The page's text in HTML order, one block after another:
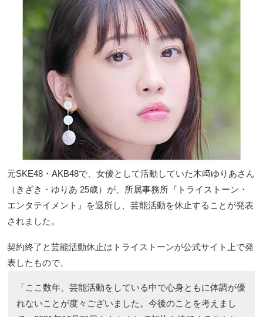
元SKE48・AKB48で、女優として活動していた木﨑ゆりあさん
（きざき・ゆりあ 25歳）が、所属事務所『トライストーン・
エンタテイメント』を退所し、芸能活動を休止することが発表
されました。
契約終了と芸能活動休止はトライストーンが公式サイト上で発
表したもので、
「ここ数年、芸能活動をしている中で心身ともに体調が優
れないことが度々ございました。今後のことを考えまし